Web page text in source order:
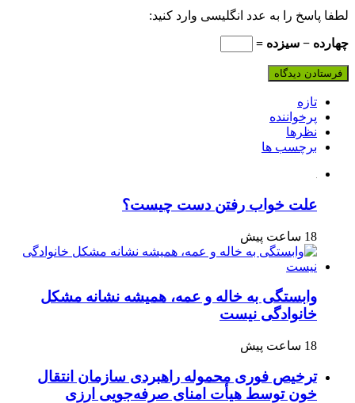
لطفا پاسخ را به عدد انگلیسی وارد کنید:
چهارده − سیزده =
تازه
پرخواننده
نظرها
برچسب ها
علت خواب رفتن دست چیست؟
18 ساعت پیش
وابستگی به خاله و عمه، همیشه نشانه مشکل
خانوادگی نیست
18 ساعت پیش
ترخیص فوری محموله راهبردی سازمان انتقال
خون توسط هیأت امنای صرفه‌جویی ارزی